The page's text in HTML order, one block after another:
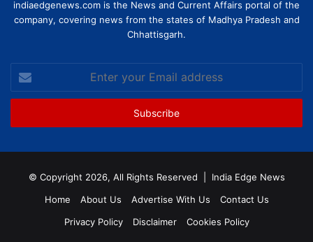
indiaedgenews.com is the News and Current Affairs portal of the
company, covering news from the states of Madhya Pradesh and
Chhattisgarh.
your
Email
© Copyright 2026, All Rights Reserved | India Edge News
Home
About Us Advertise With Us
Contact Us
Privacy Policy
Disclaimer Cookies Policy